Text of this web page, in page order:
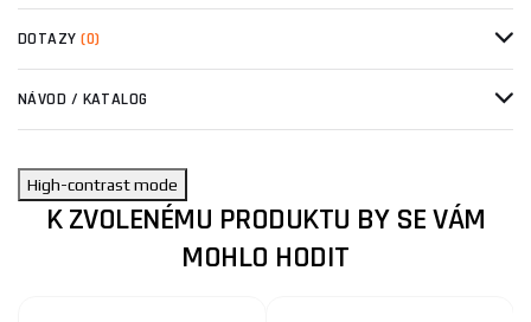
DOTAZY(0)
NÁVOD / KATALOG
High-contrast mode
K ZVOLENÉMU PRODUKTU BY SE VÁM
MOHLO HODIT